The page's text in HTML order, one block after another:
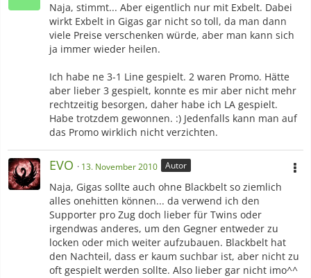
Naja, stimmt... Aber eigentlich nur mit Exbelt. Dabei
wirkt Exbelt in Gigas gar nicht so toll, da man dann
viele Preise verschenken würde, aber man kann sich
ja immer wieder heilen.
Ich habe ne 3-1 Line gespielt. 2 waren Promo. Hätte
aber lieber 3 gespielt, konnte es mir aber nicht mehr
rechtzeitig besorgen, daher habe ich LA gespielt.
Habe trotzdem gewonnen. :) Jedenfalls kann man auf
das Promo wirklich nicht verzichten.
EVO 13. November 2010 Autor
Naja, Gigas sollte auch ohne Blackbelt so ziemlich
alles onehitten können... da verwend ich den
Supporter pro Zug doch lieber für Twins oder
irgendwas anderes, um den Gegner entweder zu
locken oder mich weiter aufzubauen. Blackbelt hat
den Nachteil, dass er kaum suchbar ist, aber nicht zu
oft gespielt werden sollte. Also lieber gar nicht imo^^